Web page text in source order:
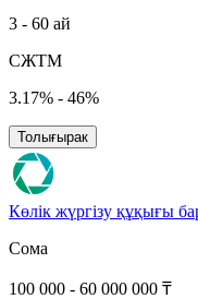
3 - 60 ай
СЖТМ
3.17% - 46%
Толығырак
Көлік жүргізу құқығы
Сома
100 000 - 60 000 000 ₸